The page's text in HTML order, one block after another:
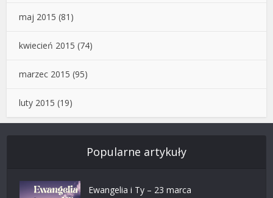
maj 2015 (81)
kwiecień 2015 (74)
marzec 2015 (95)
luty 2015 (19)
Popularne artykuły
Ewangelia i Ty – 23 marca